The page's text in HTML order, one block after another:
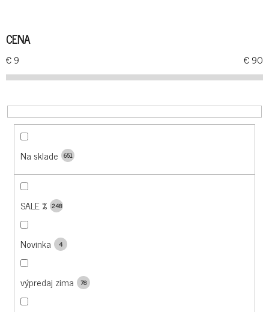
E
P
R
O
U
K
CENA
€9 €90
Na sklade 651
SALE % 248
Novinka 4
výpredaj zima 78